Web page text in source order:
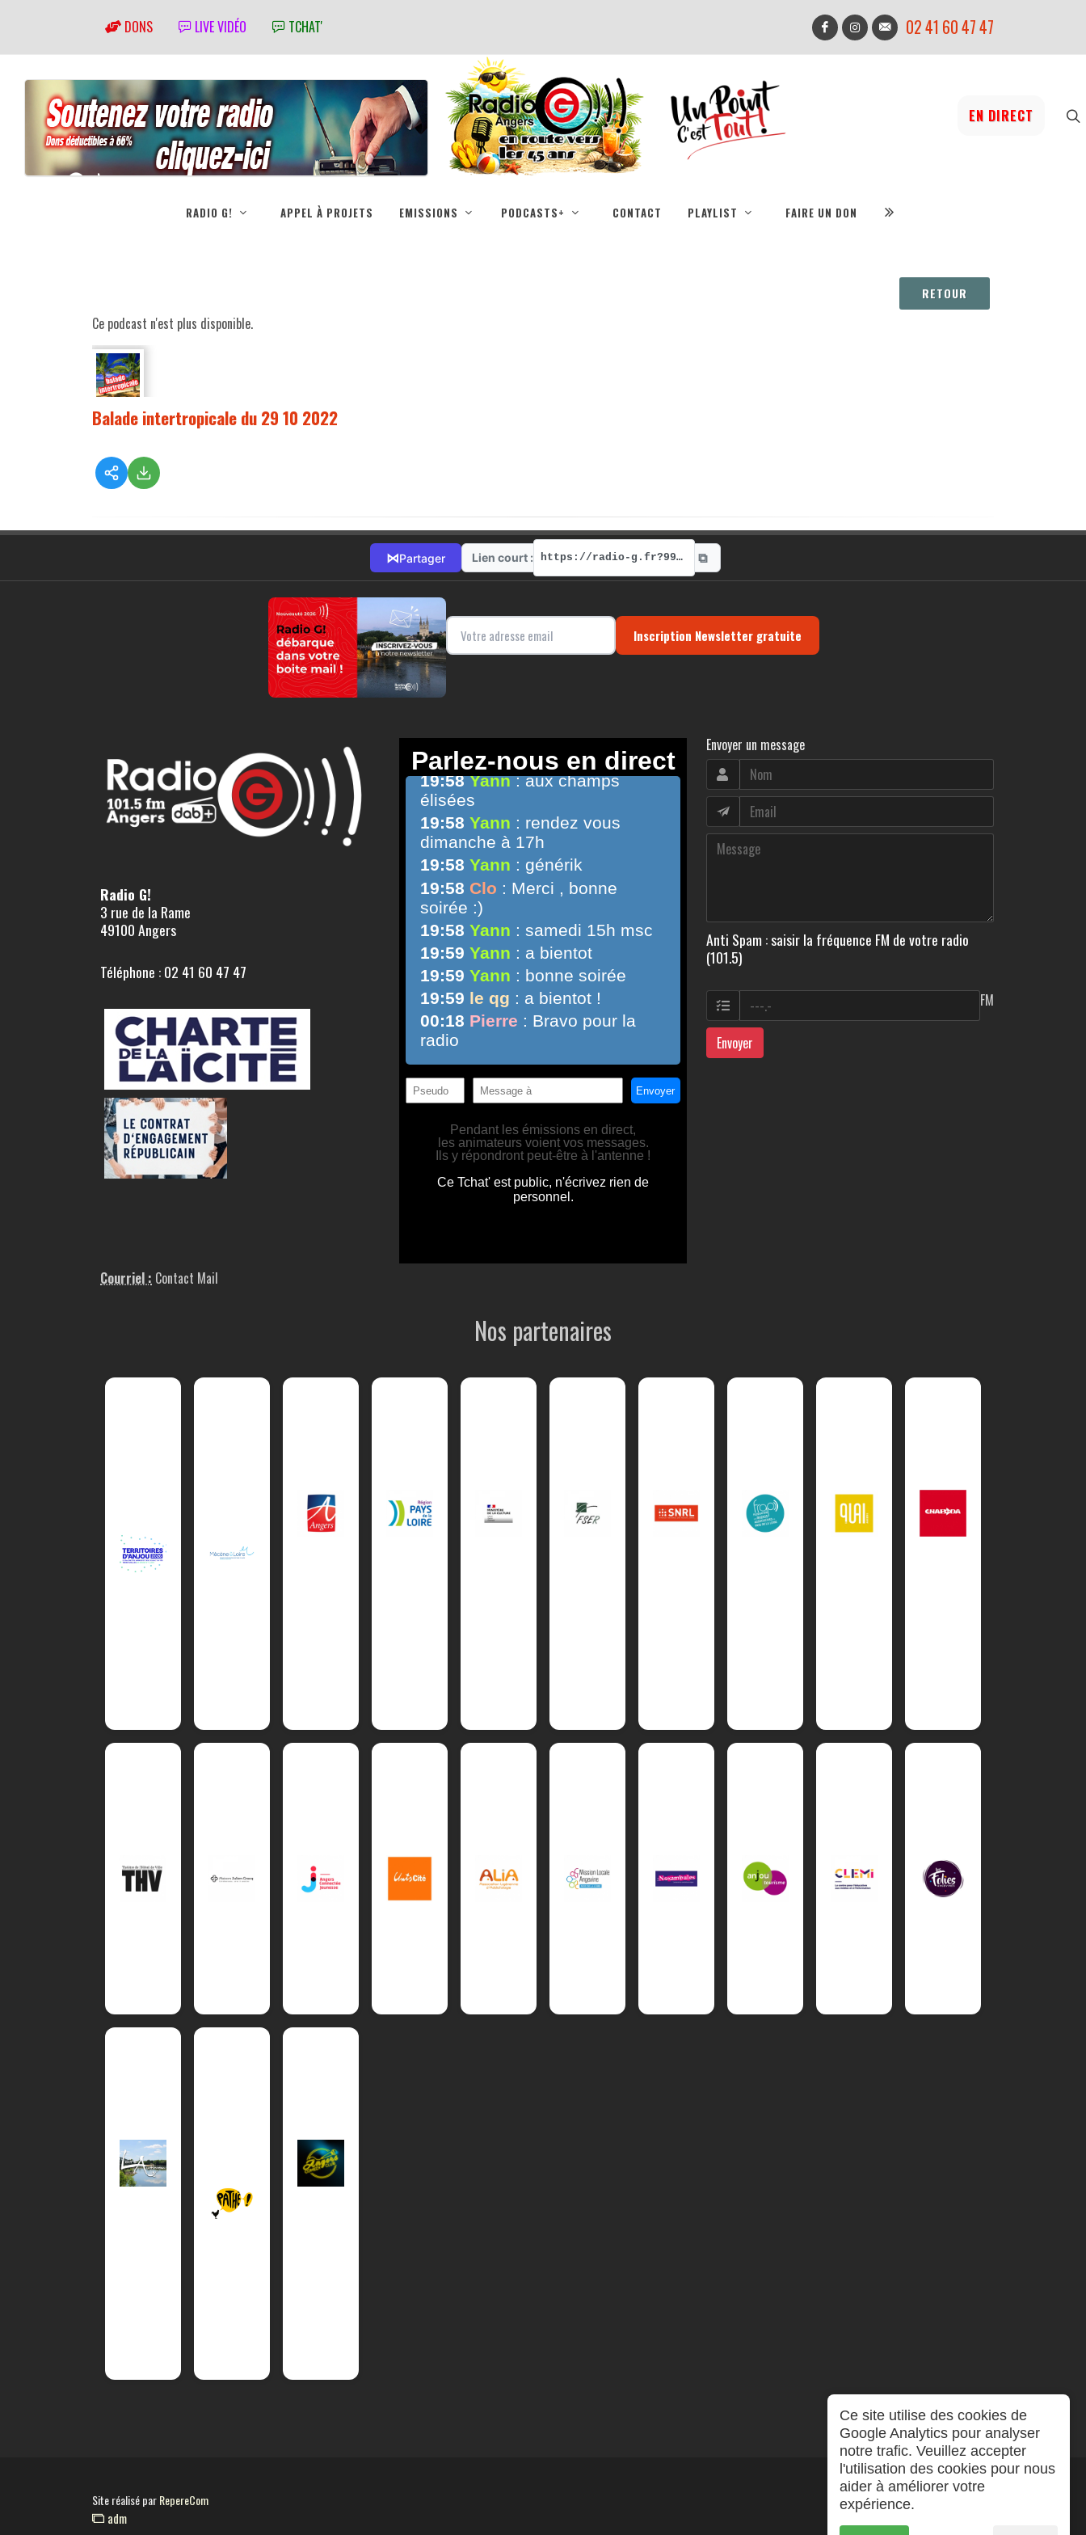
DONS LIVE VIDÉO TCHAT' 02 41 60 47 47
EN DIRECT
RADIO G! APPEL À PROJETS EMISSIONS PODCASTS+ CONTACT PLAYLIST FAIRE UN DON
RETOUR
Ce podcast n'est plus disponible.
Balade intertropicale du 29 10 2022
⋈Partager Lien court : https://radio-g.fr?9961 ⧉
Inscription Newsletter gratuite
Radio G!
3 rue de la Rame
49100 Angers
Téléphone : 02 41 60 47 47
Courriel : Contact Mail
Envoyer un message
Anti Spam : saisir la fréquence FM de votre radio
(101.5)
FM
Envoyer
Nos partenaires
Site réalisé parRepereCom
adm
Ce site utilise des cookies de
Google Analytics pour analyser
notre trafic. Veuillez accepter
l'utilisation des cookies pour nous
aider à améliorer votre
expérience.